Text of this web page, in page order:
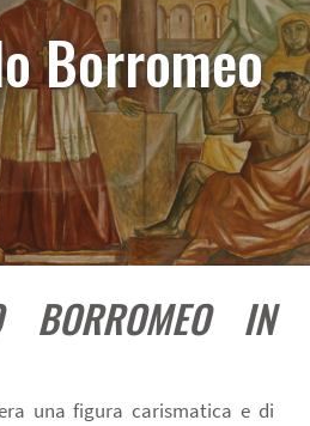
Borromeo
BORROMEO IN
una figura carismatica e di